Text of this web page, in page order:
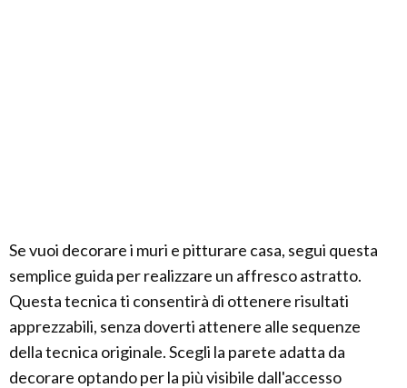
Se vuoi decorare i muri e pitturare casa, segui questa
semplice guida per realizzare un affresco astratto.
Questa tecnica ti consentirà di ottenere risultati
apprezzabili, senza doverti attenere alle sequenze
della tecnica originale. Scegli la parete adatta da
decorare optando per la più visibile dall'accesso